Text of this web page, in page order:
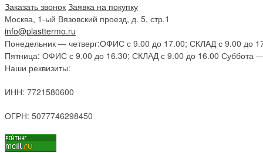
Заказать звонок Заявка на покупку
Москва, 1-ый Вязовский проезд, д. 5, стр.1
info@plasttermo.ru
Понедельник — четверг:ОФИС с 9.00 до 17.00; СКЛАД с 9.00 до
Пятница: ОФИС с 9.00 до 16.30; СКЛАД с 9.00 до 16.00 Суббота
Наши реквизиты:
ИНН: 7721580600
ОГРН: 5077746298450